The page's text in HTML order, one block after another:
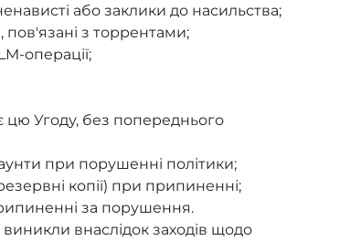
або заклики до насильства;
пов'язані з торрентами;
операції;
Угоду, без попереднього
при порушенні політики;
копії) при припиненні;
за порушення.
внаслідок заходів щодо